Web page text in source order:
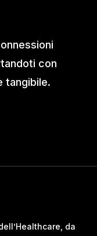
con
tangibile.
da